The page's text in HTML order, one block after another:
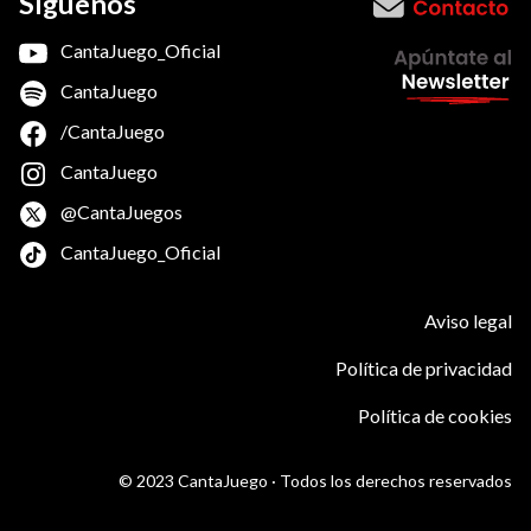
CantaJuego_Oficial
CantaJuego
/CantaJuego
CantaJuego
@CantaJuegos
CantaJuego_Oficial
© 2023 CantaJuego · Todos los derechos reservados
Aviso legal
Política de privacidad
Política de cookies